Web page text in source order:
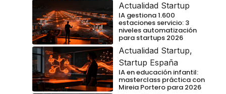
Actualidad Startup
IA gestiona 1.600
estaciones servicio: 3
niveles automatización
para startups 2026
Actualidad Startup,
Startup España
IA en educación infantil:
masterclass práctica con
Mireia Portero para 2026